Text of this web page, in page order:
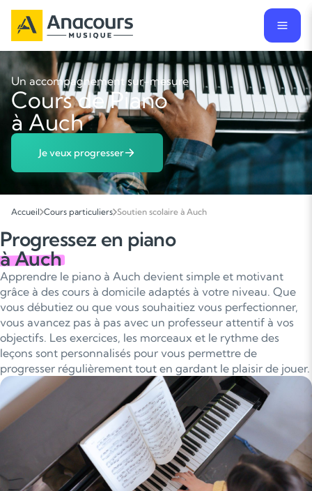
Un accompagnement sur-mesure
Cours de Piano
à Auch
Je veux progresser
Accueil Cours particuliers Soutien scolaire à Auch
Progressez en piano
à Auch
Apprendre le piano à Auch devient simple et motivant
grâce à des cours à domicile adaptés à votre niveau. Que
vous débutiez ou que vous souhaitiez vous perfectionner,
vous avancez pas à pas avec un professeur attentif à vos
objectifs. Les exercices, les morceaux et le rythme des
leçons sont personnalisés pour vous permettre de
progresser régulièrement tout en gardant le plaisir de jouer.